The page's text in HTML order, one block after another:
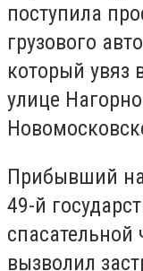
поступила
грузового
который увяз
улице
Прибывший
49-й
спасательной
вызволил